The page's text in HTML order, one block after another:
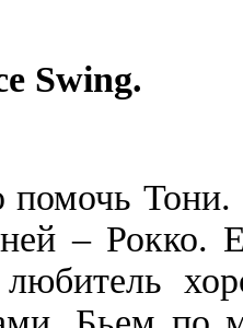
Swing.
Тони.
– Рокко.